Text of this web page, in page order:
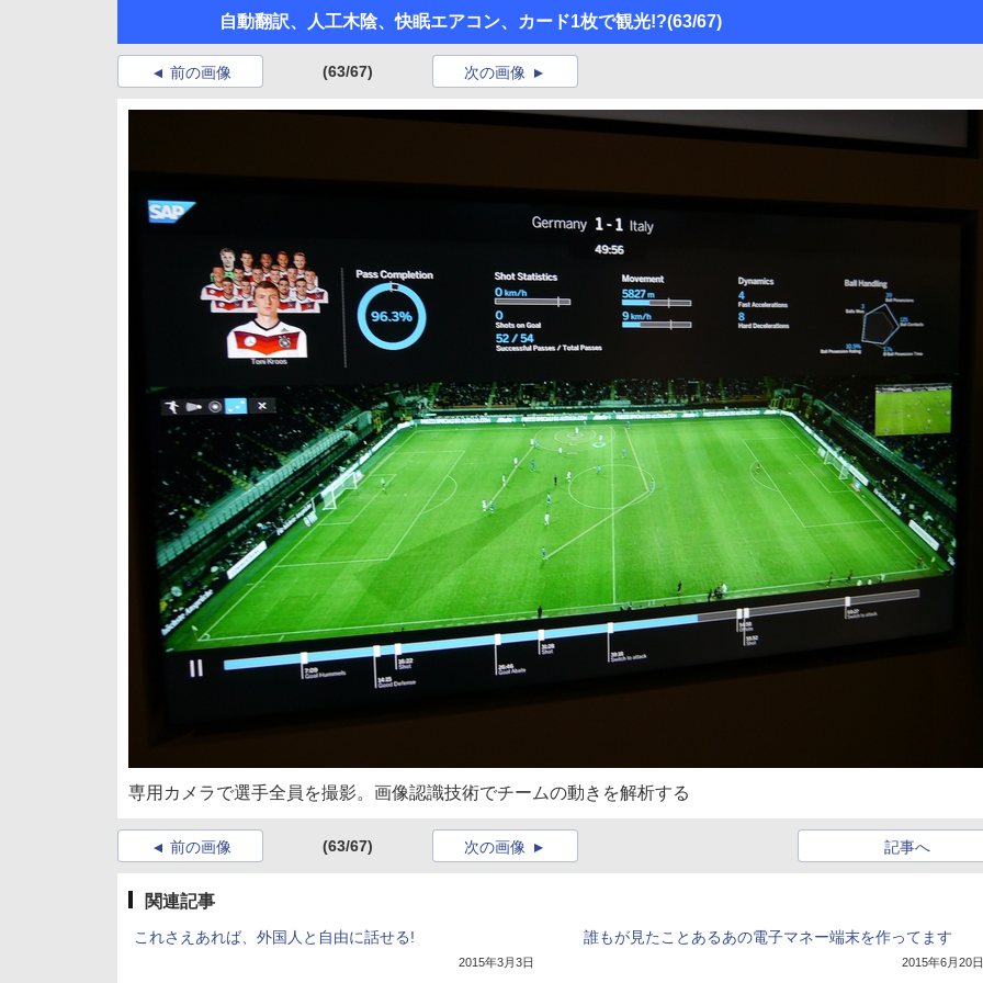
自動翻訳、人工木陰、快眠エアコン、カード1枚で観光!?(63/67)
前の画像 (63/67) 次の画像
専用カメラで選手全員を撮影。画像認識技術でチームの動きを解析する
前の画像 (63/67) 記事へ
次の画像
関連記事
これさえあれば、外国人と自由に話せる!
2015年3月3日
誰もが見たことあるあの電子マネー端末を作ってます
2015年6月20日